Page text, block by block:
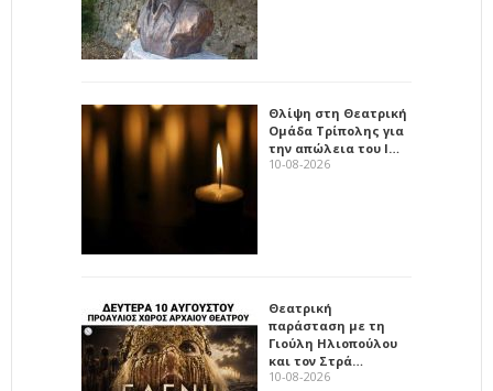
Θλίψη στη Θεατρική
Ομάδα Τρίπολης για
την απώλεια του Ι…
10-08-2026
Θεατρική
παράσταση με τη
Γιούλη Ηλιοπούλου
και τον Στρά…
10-08-2026